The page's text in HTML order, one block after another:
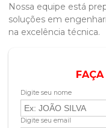
Nossa equipe está
soluções em
na excelência técnica.
Digite seu nome
Digite seu email